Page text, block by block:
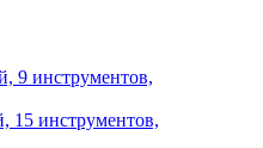
9 инструментов,